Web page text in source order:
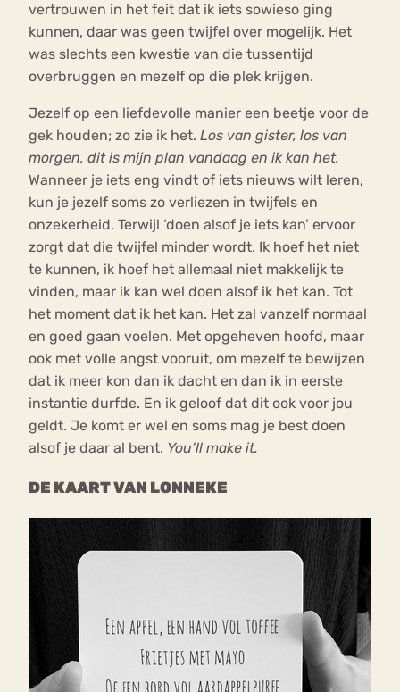
vertrouwen in het feit dat ik iets sowieso ging
kunnen, daar was geen twijfel over mogelijk. Het
was slechts een kwestie van die tussentijd
overbruggen en mezelf op die plek krijgen.
Jezelf op een liefdevolle manier een beetje voor de
gek houden; zo zie ik het. Los van gister, los van
morgen, dit is mijn plan vandaag en ik kan het.
Wanneer je iets eng vindt of iets nieuws wilt leren,
kun je jezelf soms zo verliezen in twijfels en
onzekerheid. Terwijl ‘doen alsof je iets kan’ ervoor
zorgt dat die twijfel minder wordt. Ik hoef het niet
te kunnen, ik hoef het allemaal niet makkelijk te
vinden, maar ik kan wel doen alsof ik het kan. Tot
het moment dat ik het kan. Het zal vanzelf normaal
en goed gaan voelen. Met opgeheven hoofd, maar
ook met volle angst vooruit, om mezelf te bewijzen
dat ik meer kon dan ik dacht en dan ik in eerste
instantie durfde. En ik geloof dat dit ook voor jou
geldt. Je komt er wel en soms mag je best doen
alsof je daar al bent. You’ll make it.
DE KAART VAN LONNEKE